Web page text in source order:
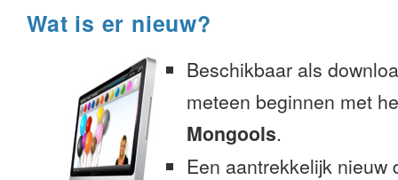
Wat is er nieuw?
Beschikbaar als
meteen beginnen met
Mongools.
Een aantrekkelijk nieuw